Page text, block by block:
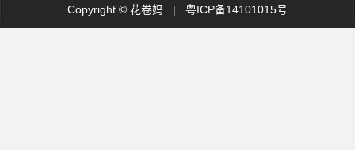
Copyright © 花卷妈 | 粤ICP备14101015号